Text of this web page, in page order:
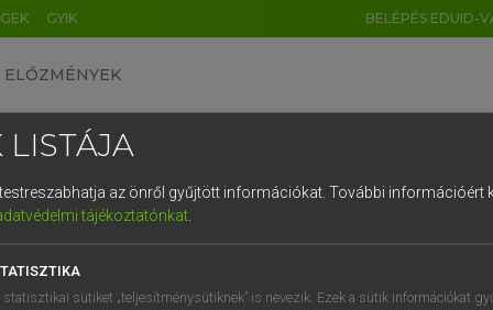
GYIK BELÉPÉS EDUID-
ELŐZMÉNYEK
nagyszótár
LISTÁJA
az önről gyűjtött információkat. További információért
tájékoztatónkat.
statisztikai sütiket „teljesítménysütiknek” is nevezik. Ezek a sütik információkat
DE CN FR ES IT NL
1 2 3 4 5 6 7 8 9
q w e r t z u i